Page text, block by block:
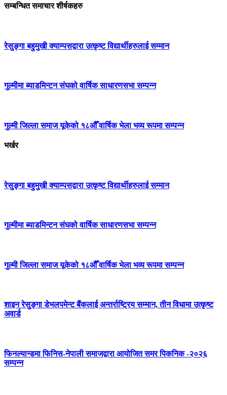
सम्बन्धित समाचार शीर्षकहरु
रेसुङ्गा बहुमुखी क्याम्पसद्वारा उत्कृष्ट विद्यार्थीहरुलाई सम्मान
गुल्मीमा ब्याडमिन्टन संघको वार्षिक साधारणसभा सम्पन्न
गुल्मी जिल्ला समाज यूकेको १८औँ वार्षिक भेला भव्य रूपमा सम्पन्न
भर्खर
रेसुङ्गा बहुमुखी क्याम्पसद्वारा उत्कृष्ट विद्यार्थीहरुलाई सम्मान
गुल्मीमा ब्याडमिन्टन संघको वार्षिक साधारणसभा सम्पन्न
गुल्मी जिल्ला समाज यूकेको १८औँ वार्षिक भेला भव्य रूपमा सम्पन्न
शाइन रेसुङ्गा डेभलपमेन्ट बैंकलाई अन्तर्राष्ट्रिय सम्मान, तीन विधामा उत्कृष्ट
अवार्ड
फिनल्यान्डमा फिनिस-नेपाली समाजद्वारा आयोजित समर पिकनिक -२०२६
सम्पन्न